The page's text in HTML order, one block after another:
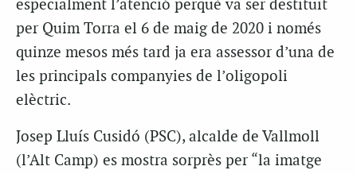
especialment l’atenció perquè va ser destituït
per Quim Torra el 6 de maig de 2020 i només
quinze mesos més tard ja era assessor d’una de
les principals companyies de l’oligopoli
elèctric.
Josep Lluís Cusidó (PSC), alcalde de Vallmoll
(l’Alt Camp) es mostra sorprès per “la imatge